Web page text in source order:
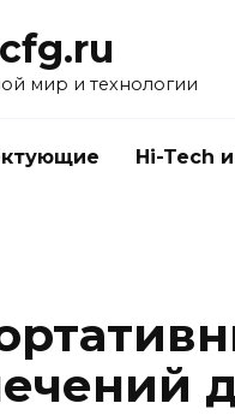
мир и технологии
Hi-Tech